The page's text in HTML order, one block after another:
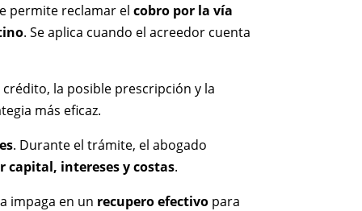
permite reclamar elcobro por la vía
. Se aplica cuando el acreedor cuenta
la posible prescripción y la
más eficaz.
. Durante el trámite, el abogado
capital, intereses y costas.
impaga en un recupero efectivo para